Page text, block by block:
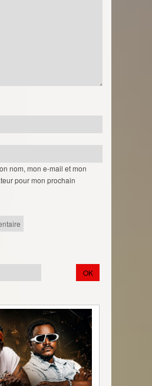
nom, mon e-mail et mon
pour mon prochain